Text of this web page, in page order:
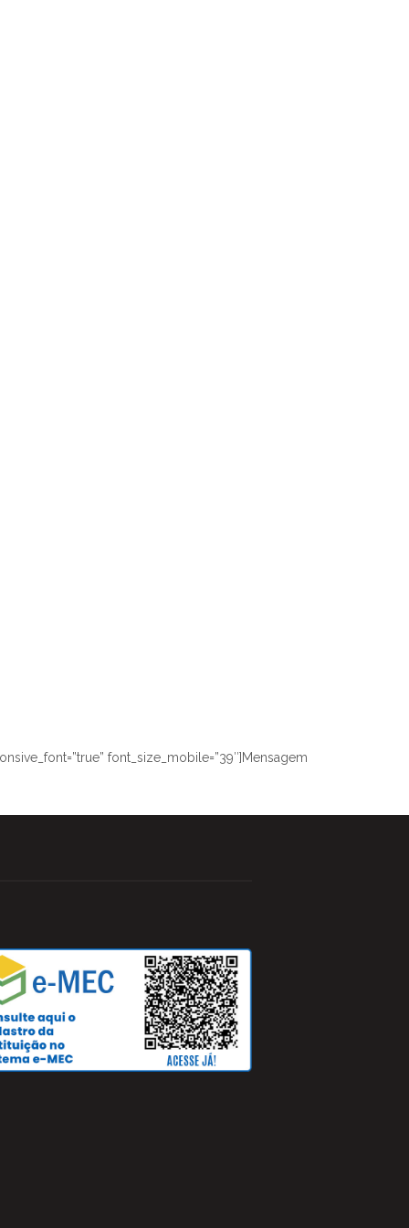
font_size_mobile=”39″]Mensagem